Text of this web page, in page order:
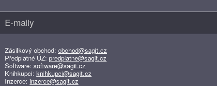
E-maily
Zásilkový obchod: obchod@sagit.cz
Předplatné ÚZ: predplatne@sagit.cz
Software: software@sagit.cz
Knihkupci: knihkupci@sagit.cz
Inzerce: inzerce@sagit.cz